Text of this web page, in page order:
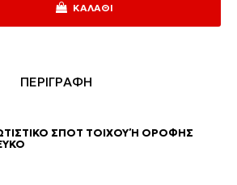
ΚΑΛΆΘΙ
ΠΕΡΙΓΡΑΦΗ
ΣΠΟΤ ΤΟΊΧΟΥ Ή ΟΡΟΦΉΣ G